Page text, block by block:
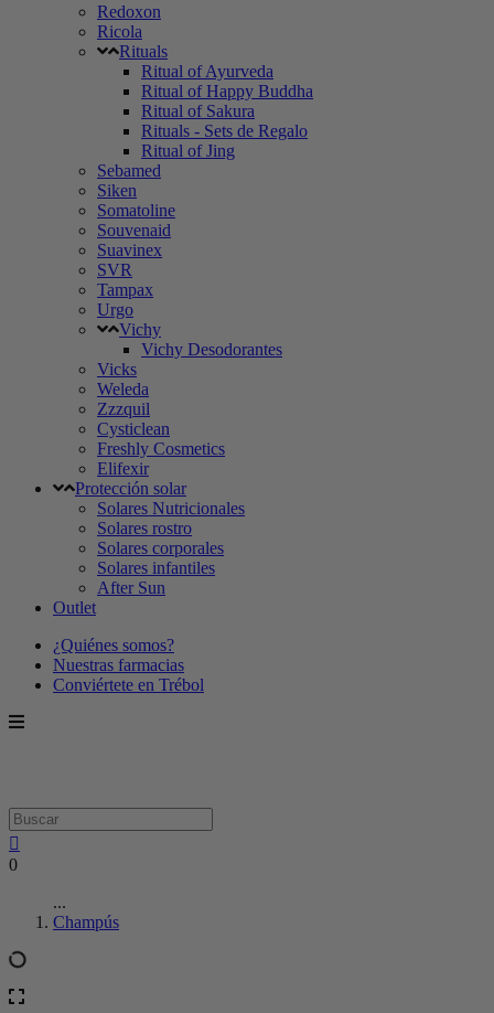
Redoxon
Ricola
Rituals
Ritual of Ayurveda
Ritual of Happy Buddha
Ritual of Sakura
Rituals - Sets de Regalo
Ritual of Jing
Sebamed
Siken
Somatoline
Souvenaid
Suavinex
SVR
Tampax
Urgo
Vichy
Vichy Desodorantes
Vicks
Weleda
Zzzquil
Cysticlean
Freshly Cosmetics
Elifexir
Protección solar
Solares Nutricionales
Solares rostro
Solares corporales
Solares infantiles
After Sun
Outlet
¿Quiénes somos?
Nuestras farmacias
Conviértete en Trébol
0
...
Champús